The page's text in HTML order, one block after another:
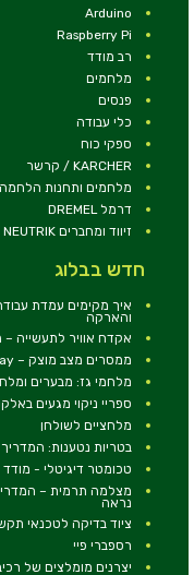
Arduino
Raspberry Pi
רב מודד
מלחמים
פנסים
כלי עבודה
ספקי כוח
KARCHER / קרשר
מלחמים ותחנות הלחמה
דרמל DREMEL
זיווד ומחברים NEUTRIK
חדש בבלוג
והארקה
אקדח אוויר לתעשייה
ממסרים מצב מוצק – Solid State Relay
מלחמי גז: מבערים
ספריי ניקוי מגעים
מלחציים לשולחן
בטריות נטענות:
טכומטר דיגיטלי - מודד
מצלמה תרמית –
נראה
ציוד בדיקה לטכנאי
רספברי פיי
יצרנים מומלצים של